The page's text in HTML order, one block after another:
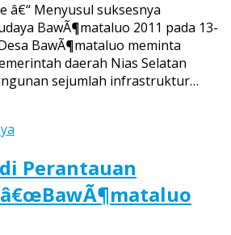
Nisel
Diminta
Benahi
Infrastruktur
Pendukung
â€“ Menyusul suksesnya
BawÃ¶mataluo 2011 pada 13-
BawÃ¶mataluo meminta
daerah Nias Selatan
sejumlah infrastruktur…
Perantauan